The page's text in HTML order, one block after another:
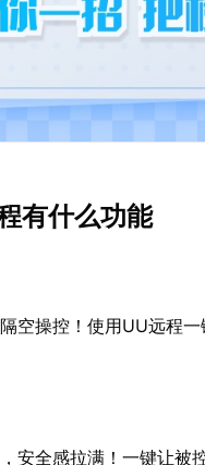
有什么功能
空操控！使用UU远程
安全感拉满！一键让被